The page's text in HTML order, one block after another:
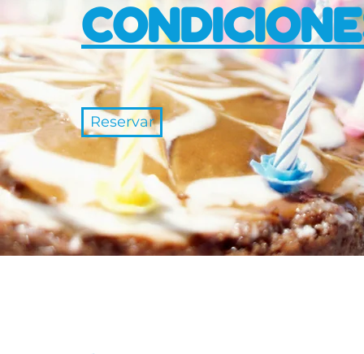
Reservar